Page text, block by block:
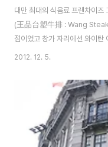
대만 최대의 식음료 프랜차이
(王品台塑牛排 : Wang Steak)
점이었고 창가 자리에선 와이탄
리 나라의 포잉과 비슷한 띵찬
치하고 있었다. 왕핀은 화려하
화이트로. 우리의 자리는 창가.
인요리, 디저트, 음료 등을 선
는 걱정이.. 식전주로 복숭아
전빵을 위한 대구..
2012. 12. 5.